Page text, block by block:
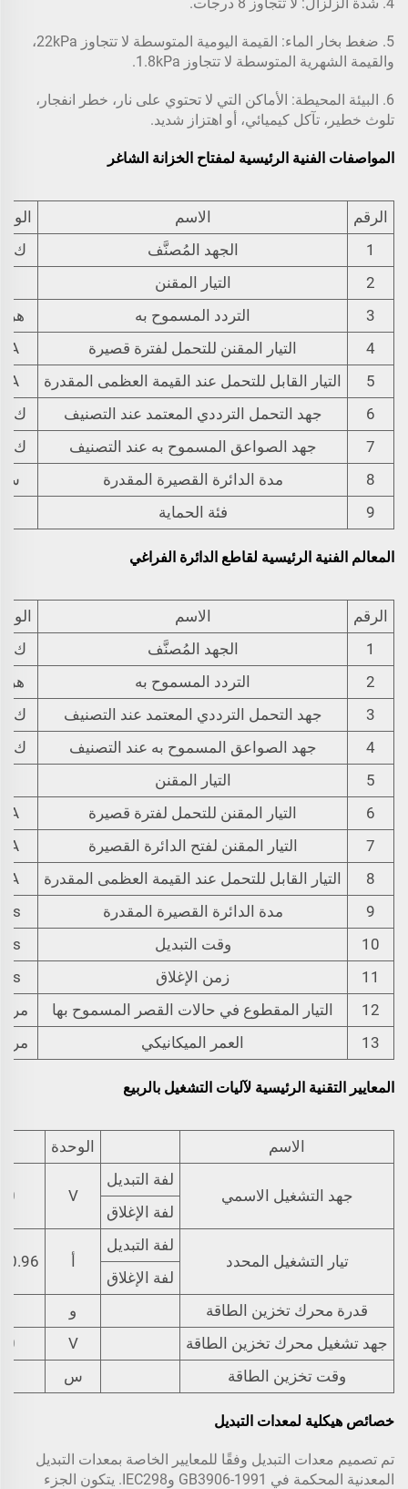
5. ضغط بخار الماء: القيمة اليومية المتوسطة لا تتجاوز 22kPa،
والقيمة الشهرية المتوسطة لا تتجاوز 1.8kPa.
6. البيئة المحيطة: الأماكن التي لا تحتوي على نار، خطر انفجار،
تلوث خطير، تآكل كيميائي، أو اهتزاز شديد.
المواصفات الفنية الرئيسية لمفتاح الخزانة الشاغر
الرقم الاسم
1
الجهد المُصنَّف
ك
2
التيار المقنن
3
التردد المسموح به
4
التيار المقنن للتحمل لفترة قصيرة
kA
5
التيار القابل للتحمل عند القيمة العظمى المقدرة
kA
6
جهد التحمل الترددي المعتمد عند التصنيف
ك
7
جهد الصواعق المسموح به عند التصنيف
ك
8
مدة الدائرة القصيرة المقدرة
س
9
فئة الحماية
المعالم الفنية الرئيسية لقاطع الدائرة الفراغي
الرقم الاسم
1
الجهد المُصنَّف
ك
2
التردد المسموح به
3
جهد التحمل الترددي المعتمد عند التصنيف
ك
4
جهد الصواعق المسموح به عند التصنيف
ك
5
التيار المقنن
6
التيار المقنن للتحمل لفترة قصيرة
kA
7
التيار المقنن لفتح الدائرة القصيرة
kA
8
التيار القابل للتحمل عند القيمة العظمى المقدرة
kA
9
مدة الدائرة القصيرة المقدرة
ms
10
وقت التبديل
ms
11
زمن الإغلاق
ms
12
التيار المقطوع في حالات القصر المسموح بها
13
العمر الميكانيكي
المعايير التقنية الرئيسية لآليات التشغيل بالربيع
الاسم الوحدة
جهد التشغيل الاسمي
لفة التبديل
V
لفة الإغلاق
تيار التشغيل المحدد
لفة التبديل
أ
0.96(220 فولت) 1.05(110 فولت)
لفة الإغلاق
قدرة محرك تخزين الطاقة
و
جهد تشغيل محرك تخزين الطاقة
V
وقت تخزين الطاقة
س
خصائص هيكلية لمعدات التبديل
تم تصميم معدات التبديل وفقًا للمعايير الخاصة بمعدات التبديل
المعدنية المحكمة في GB3906-1991 وIEC298. يتكون الجزء